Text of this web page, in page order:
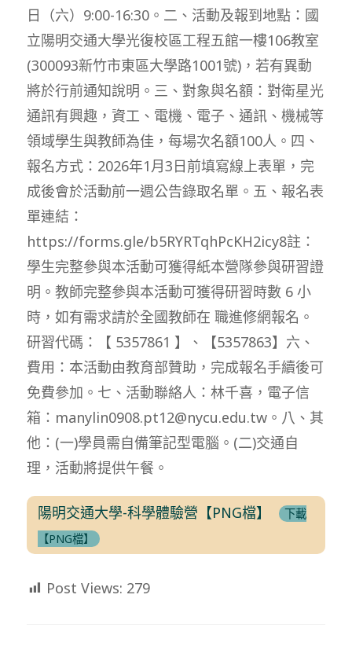
日（六）9:00-16:30。二、活動及報到地點：國
立陽明交通大學光復校區工程五館一樓106教室
(300093新竹市東區大學路1001號)，若有異動
將於行前通知說明。三、對象與名額：對衛星光
通訊有興趣，資工、電機、電子、通訊、機械等
領域學生與教師為佳，每場次名額100人。四、
報名方式：2026年1月3日前填寫線上表單，完
成後會於活動前一週公告錄取名單。五、報名表
單連結：
https://forms.gle/b5RYRTqhPcKH2icy8註：
學生完整參與本活動可獲得紙本營隊參與研習證
明。教師完整參與本活動可獲得研習時數 6 小
時，如有需求請於全國教師在 職進修網報名。
研習代碼：【 5357861 】、【5357863】六、
費用：本活動由教育部贊助，完成報名手續後可
免費參加。七、活動聯絡人：林千喜，電子信
箱：manylin0908.pt12@nycu.edu.tw。八、其
他：(一)學員需自備筆記型電腦。(二)交通自
理，活動將提供午餐。
陽明交通大學-科學體驗營【PNG檔】
下載
【PNG檔】
Post Views: 279